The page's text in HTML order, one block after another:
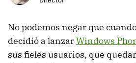
No podemos negar que
decidió a lanzarWindows
sus fieles usuarios, que